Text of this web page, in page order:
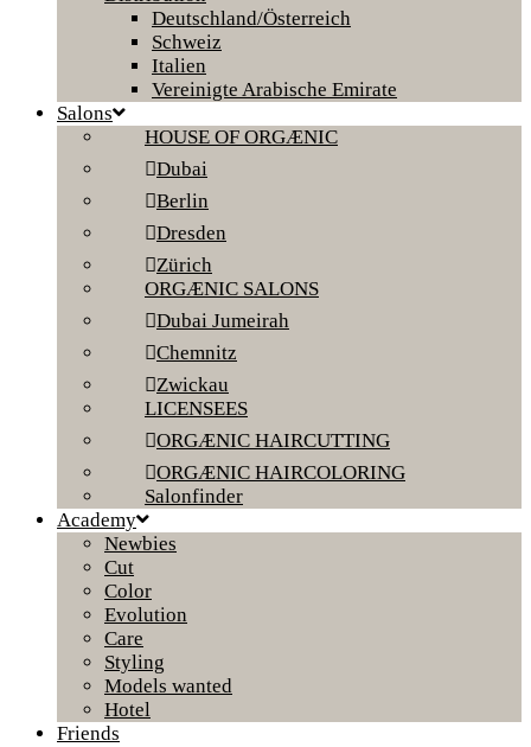
Deutschland/Österreich
Schweiz
Italien
Vereinigte Arabische Emirate
Salons
HOUSE OF ORGÆNIC
Dubai
Berlin
Dresden
Zürich
ORGÆNIC SALONS
Dubai Jumeirah
Chemnitz
Zwickau
LICENSEES
ORGÆNIC HAIRCUTTING
ORGÆNIC HAIRCOLORING
Salonfinder
Academy
Newbies
Cut
Color
Evolution
Care
Styling
Models wanted
Hotel
Friends